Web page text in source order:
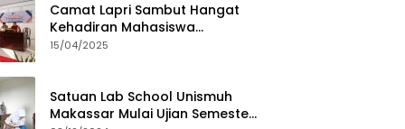
Camat Lapri Sambut Hangat
Kehadiran Mahasiswa
PoltekMu
15/04/2025
Satuan Lab School Unismuh
Makassar Mulai Ujian Semester,